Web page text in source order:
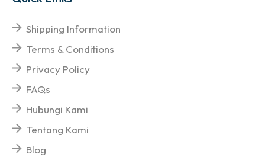
Shipping Information
Terms & Conditions
Privacy Policy
FAQs
Hubungi Kami
Tentang Kami
Blog